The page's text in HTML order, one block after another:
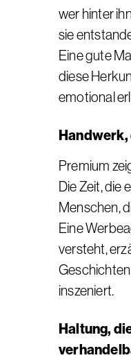
wer hinter
sie
Eine gute
diese
emotional
Handwerk,
Premium
Die Zeit, die
Menschen,
Eine
versteht,
inszeniert.
Haltung,